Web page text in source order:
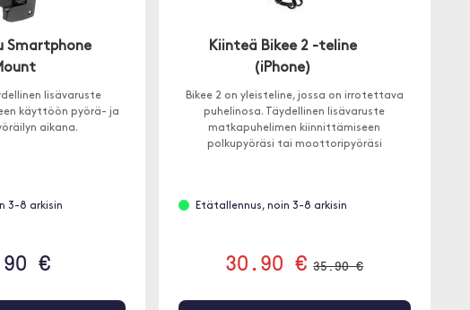
Smartphone
lisävaruste
käyttöön pyörä- ja
aikana.
3-8 arkisin
€
Kiinteä Bikee 2 -teline
(iPhone)
Bikee 2 on yleisteline, jossa on irrotettava
puhelinosa. Täydellinen lisävaruste
matkapuhelimen kiinnittämiseen
polkupyöräsi tai moottoripyöräsi
Etätallennus, noin 3-8 arkisin
30.90 € 35.90 €